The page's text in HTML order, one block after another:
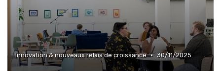
Innovation & nouveaux relais de croissance • 30/11/2025